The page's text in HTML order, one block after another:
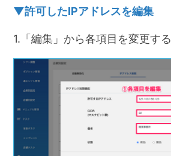
▼許可したIPアドレスを編集
1.「編集」から各項目を変更する